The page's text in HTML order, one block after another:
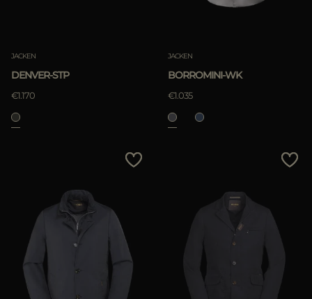
JACKEN
DENVER-STP
€1.170
JACKEN
BORROMINI-WK
€1.035